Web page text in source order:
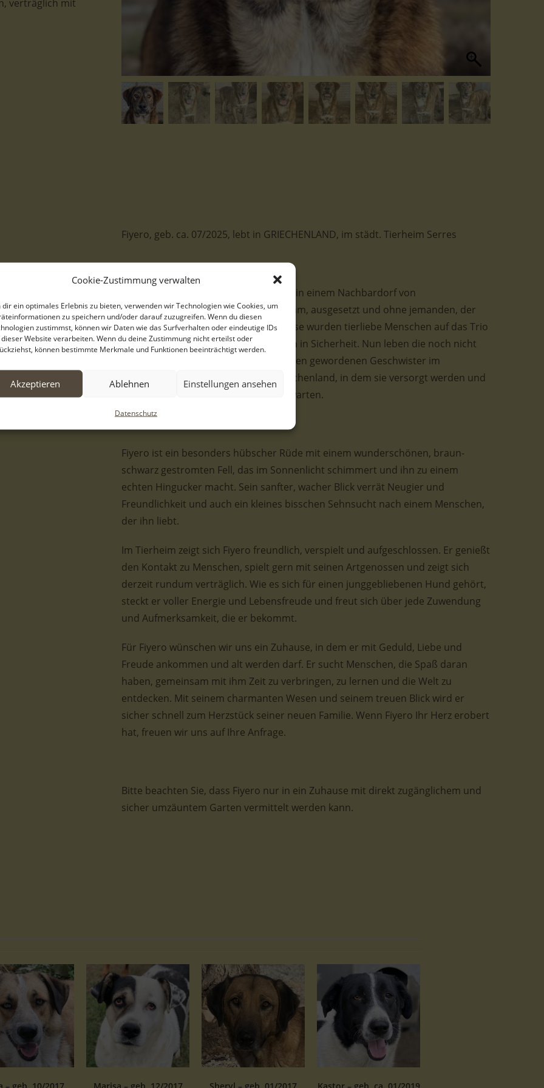
Cookie-Zustimmung verwalten
dir ein optimales Erlebnis zu bieten, verwenden wir Technologien wie Cookies, um
zu speichern und/oder darauf zuzugreifen. Wenn du diesen
zustimmst, können wir Daten wie das Surfverhalten oder eindeutige IDs
Website verarbeiten. Wenn du deine Zustimmung nicht erteilst oder
können bestimmte Merkmale und Funktionen beeinträchtigt werden.
Akzeptieren Ablehnen Einstellungen ansehen
Datenschutz
verträglich mit
Fiyero, geb. ca. 07/2025, lebt in GRIECHENLAND, im städt. Tierheim Serres
Fiyero und seine Geschwister wurden in einem Nachbardorf von
Serres/Griechenland gefunden – einsam, ausgesetzt und ohne jemanden, der
sich um sie kümmerte. Glücklicherweise wurden tierliebe Menschen auf das Trio
aufmerksam und brachten die Welpen in Sicherheit. Nun leben die noch nicht
vermittelten und mittlerweile erwachsen gewordenen Geschwister im
städtischen Tierheim von Serres/Griechenland, in dem sie versorgt werden und
geduldig auf ein liebevolles Zuhause warten.
Fiyero ist ein besonders hübscher Rüde mit einem wunderschönen, braun-
schwarz gestromten Fell, das im Sonnenlicht schimmert und ihn zu einem
echten Hingucker macht. Sein sanfter, wacher Blick verrät Neugier und
Freundlichkeit und auch ein kleines bisschen Sehnsucht nach einem Menschen,
der ihn liebt.
Im Tierheim zeigt sich Fiyero freundlich, verspielt und aufgeschlossen. Er genießt
den Kontakt zu Menschen, spielt gern mit seinen Artgenossen und zeigt sich
derzeit rundum verträglich. Wie es sich für einen junggebliebenen Hund gehört,
steckt er voller Energie und Lebensfreude und freut sich über jede Zuwendung
und Aufmerksamkeit, die er bekommt.
Für Fiyero wünschen wir uns ein Zuhause, in dem er mit Geduld, Liebe und
Freude ankommen und alt werden darf. Er sucht Menschen, die Spaß daran
haben, gemeinsam mit ihm Zeit zu verbringen, zu lernen und die Welt zu
entdecken. Mit seinem charmanten Wesen und seinem treuen Blick wird er
sicher schnell zum Herzstück seiner neuen Familie. Wenn Fiyero Ihr Herz erobert
hat, freuen wir uns auf Ihre Anfrage.
Bitte beachten Sie, dass Fiyero nur in ein Zuhause mit direkt zugänglichem und
sicher umzäuntem Garten vermittelt werden kann.